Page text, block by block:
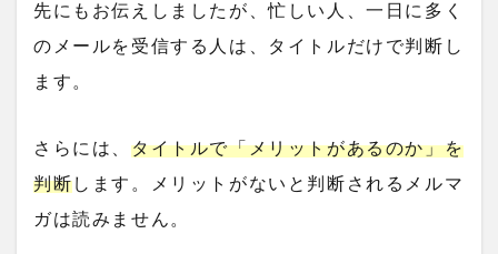
先にもお伝えしましたが、忙しい人、一日に多く
のメールを受信する人は、タイトルだけで判断し
ます。
さらには、 タイトルで「メリットがあるのか」を
判断します。メリットがないと判断されるメルマ
ガは読みません。